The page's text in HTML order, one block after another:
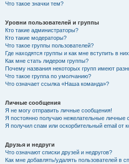
Что такое значки тем?
Уровни пользователей и группы
Кто такие администраторы?
Кто такие модераторы?
Что такое группы пользователей?
Где находятся группы и как мне вступить в
Как мне стать лидером группы?
Почему названия некоторых групп имеют
Что такое группа по умолчанию?
Что означает ссылка «Наша команда»?
Личные сообщения
Я не могу отправить личные сообщения!
Я постоянно получаю нежелательные личные
Я получил спам или оскорбительный email от
Друзья и недруги
Что означают списки друзей и недругов?
Как мне добавлять/удалять пользователей в